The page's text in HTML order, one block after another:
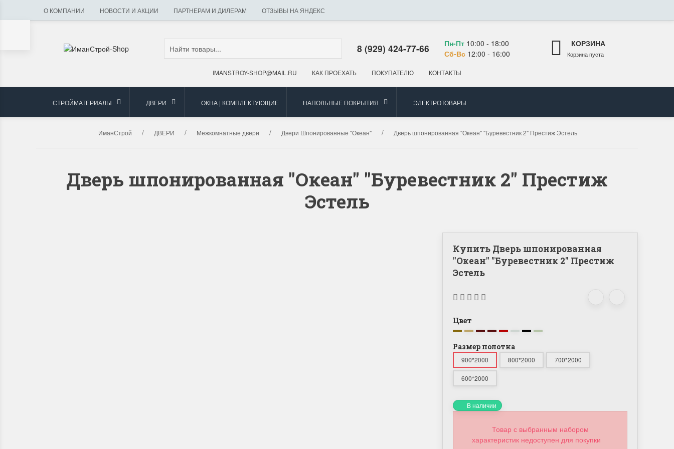
О КОМПАНИИ НОВОСТИ И АКЦИИ ПАРТНЕРАМ И ДИЛЕРАМ ОТЗЫВЫ НА ЯНДЕКС
8 (929) 424-77-66 Пн-Пт 10:00 - 18:00
Сб-Вс 12:00 - 16:00
КОРЗИНА
Корзина пуста
IMANSTROY-SHOP@MAIL.RU КАК ПРОЕХАТЬ ПОКУПАТЕЛЮ КОНТАКТЫ
СТРОЙМАТЕРИАЛЫ ДВЕРИ ОКНА | КОМПЛЕКТУЮЩИЕ НАПОЛЬНЫЕ ПОКРЫТИЯ ЭЛЕКТРОТОВАРЫ
ИманСтрой ДВЕРИ Межкомнатные двери Двери Шпонированные "Океан" Дверь шпонированная "Океан" "Буревестник 2" Престиж Эстель
Дверь шпонированная "Океан" "Буревестник 2" Престиж
Эстель
Купить Дверь шпонированная
"Океан" "Буревестник 2" Престиж
Эстель
Цвет
Размер полотна
900*2000 800*2000 700*2000
600*2000
В наличии
Товар с выбранным набором
характеристик недоступен для покупки